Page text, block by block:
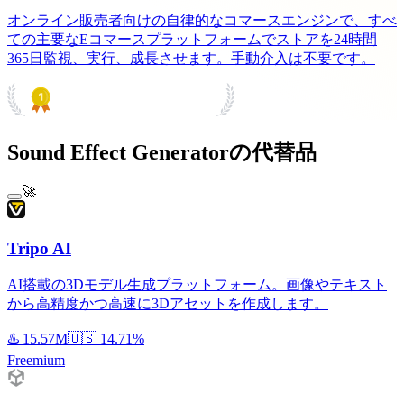
オンライン販売者向けの自律的なコマースエンジンで、すべ
ての主要なEコマースプラットフォームでストアを24時間
365日監視、実行、成長させます。手動介入は不要です。
Sound Effect Generatorの代替品
🚀
Tripo AI
AI搭載の3Dモデル生成プラットフォーム。画像やテキスト
から高精度かつ高速に3Dアセットを作成します。
♨️ 15.57M🇺🇸 14.71%
Freemium